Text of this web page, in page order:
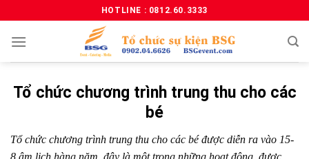
HOTLINE : 0812.60.3333
Tổ chức chương trình trung thu cho các
bé
Tổ chức chương trình trung thu cho các bé được diễn ra vào 15-
8 âm lịch hàng năm, đây là một trong những hoạt động được